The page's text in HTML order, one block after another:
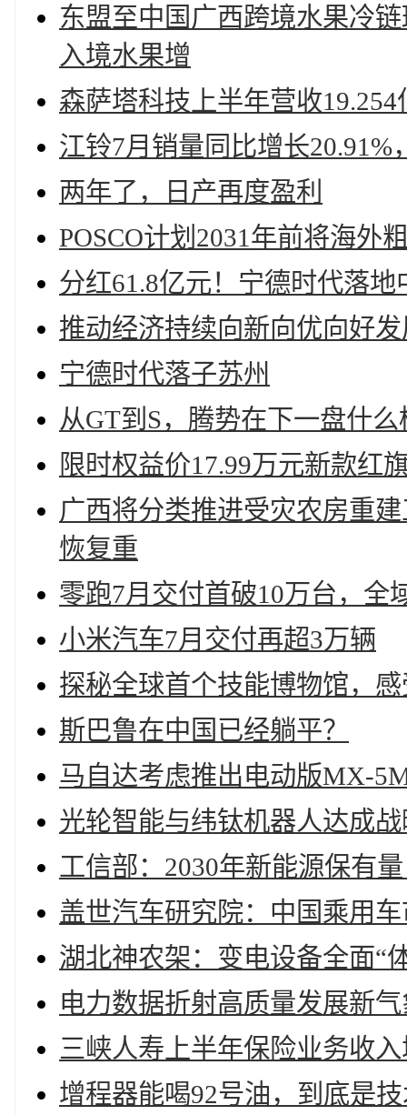
东盟至中国广西跨境水果冷
入境水果增
森萨塔科技上半年营收
江铃7月销量同比增长20.91%
两年了，日产再度盈利
POSCO计划2031年前将海外
分红61.8亿元！宁德时代落地
推动经济持续向新向优向好
宁德时代落子苏州
从GT到S，腾势在下一盘什么
限时权益价17.99万元新款红
广西将分类推进受灾农房重
恢复重
零跑7月交付首破10万台，全
小米汽车7月交付再超3万辆
探秘全球首个技能博物馆，
斯巴鲁在中国已经躺平？
马自达考虑推出电动版MX-
光轮智能与纬钛机器人达成
工信部：2030年新能源保有
盖世汽车研究院：中国乘用
湖北神农架：变电设备全面“
电力数据折射高质量发展新
三峡人寿上半年保险业务收
增程器能喝92号油，到底是